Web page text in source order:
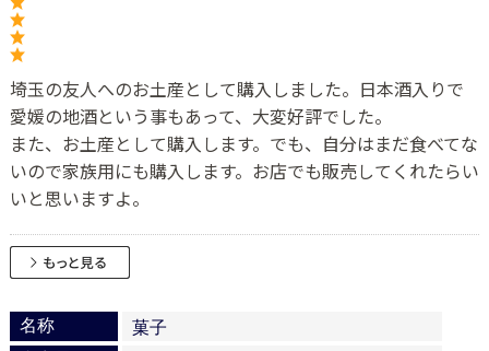
埼玉の友人へのお土産として購入しました。日本酒入りで
愛媛の地酒という事もあって、大変好評でした。
また、お土産として購入します。でも、自分はまだ食べてな
いので家族用にも購入します。お店でも販売してくれたらい
いと思いますよ。
名称
菓子